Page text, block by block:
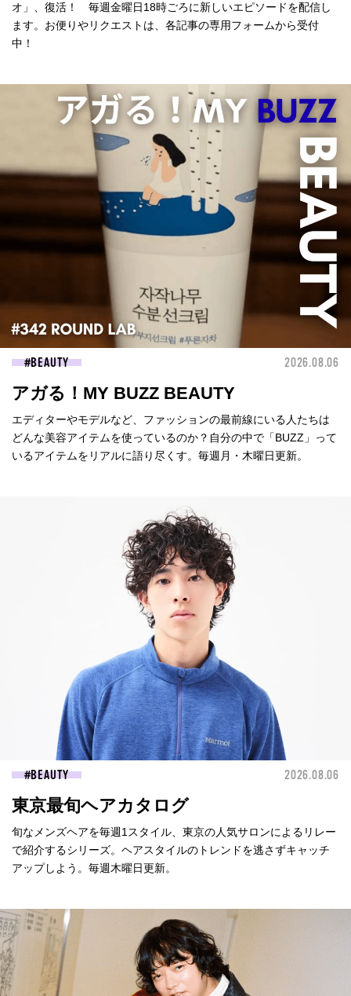
オ」、復活！ 毎週金曜日18時ごろに新しいエピソードを配信し
ます。お便りやリクエストは、各記事の専用フォームから受付
中！
BEAUTY 2026.08.06
アガる！MY BUZZ BEAUTY
エディターやモデルなど、ファッションの最前線にいる人たちは
どんな美容アイテムを使っているのか？自分の中で「BUZZ」って
いるアイテムをリアルに語り尽くす。毎週月・木曜日更新。
BEAUTY 2026.08.06
東京最旬ヘアカタログ
旬なメンズヘアを毎週1スタイル、東京の人気サロンによるリレー
で紹介するシリーズ。ヘアスタイルのトレンドを逃さずキャッチ
アップしよう。毎週木曜日更新。